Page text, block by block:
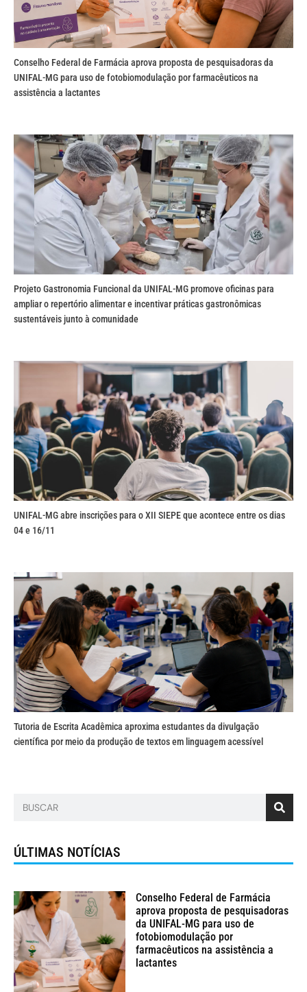
Conselho Federal de Farmácia aprova proposta de pesquisadoras da
UNIFAL-MG para uso de fotobiomodulação por farmacêuticos na
assistência a lactantes
Projeto Gastronomia Funcional da UNIFAL-MG promove oficinas para
ampliar o repertório alimentar e incentivar práticas gastronômicas
sustentáveis junto à comunidade
UNIFAL-MG abre inscrições para o XII SIEPE que acontece entre os dias
04 e 16/11
Tutoria de Escrita Acadêmica aproxima estudantes da divulgação
científica por meio da produção de textos em linguagem acessível
ÚLTIMAS NOTÍCIAS
Conselho Federal de Farmácia
aprova proposta de pesquisadoras
da UNIFAL-MG para uso de
fotobiomodulação por
farmacêuticos na assistência a
lactantes